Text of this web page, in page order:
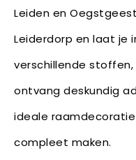
Leiden en
Leiderdorp en laat je
verschillende stoffen,
ontvang deskundig
ideale
compleet maken.